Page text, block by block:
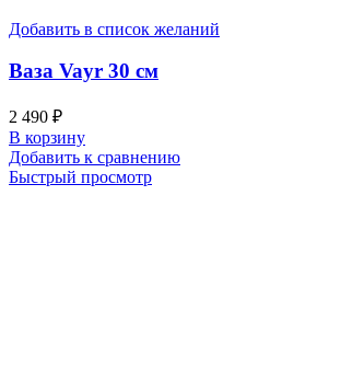
Добавить в список желаний
Ваза Vayr 30 см
2 490 ₽
В корзину
Добавить к сравнению
Быстрый просмотр